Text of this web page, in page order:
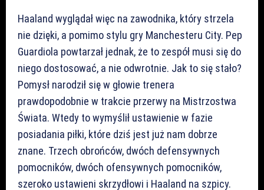
Haaland wyglądał więc na zawodnika, który strzela
nie dzięki, a pomimo stylu gry Manchesteru City. Pep
Guardiola powtarzał jednak, że to zespół musi się do
niego dostosować, a nie odwrotnie. Jak to się stało?
Pomysł narodził się w głowie trenera
prawdopodobnie w trakcie przerwy na Mistrzostwa
Świata. Wtedy to wymyślił ustawienie w fazie
posiadania piłki, które dziś jest już nam dobrze
znane. Trzech obrońców, dwóch defensywnych
pomocników, dwóch ofensywnych pomocników,
szeroko ustawieni skrzydłowi i Haaland na szpicy.